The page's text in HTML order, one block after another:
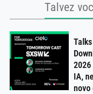
Talvez
2026
IA,